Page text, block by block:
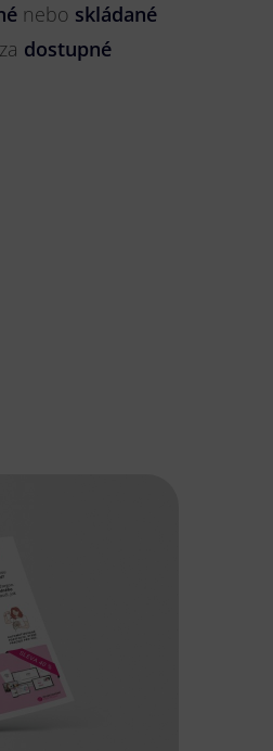
nebo skládané
dostupné